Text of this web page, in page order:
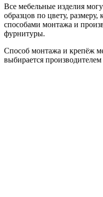
Все мебельные изделия
образцов по цвету,
способами монтажа и
фурнитуры.
Способ монтажа и крепёж
выбирается